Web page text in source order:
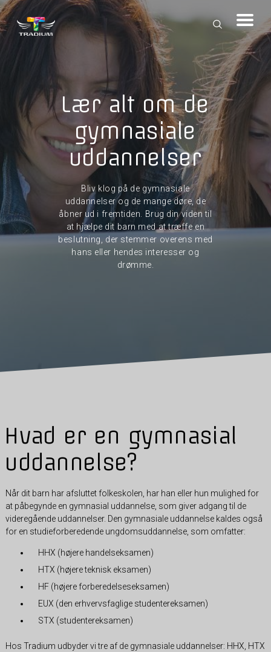
Lær alt om de
gymnasiale
uddannelser
Bliv klog på de gymnasiale
uddannelser og de mange døre, de
åbner ud i fremtiden. Brug din viden til
at hjælpe dit barn med at træffe en
beslutning, der stemmer overens med
hans eller hendes interesser og
drømme.
Hvad er en gymnasial
uddannelse?
Når dit barn har afsluttet folkeskolen, har han eller hun mulighed for
at påbegynde en gymnasial uddannelse, som giver adgang til de
videregående uddannelser. Den gymnasiale uddannelse kaldes også
for en studieforberedende ungdomsuddannelse, som omfatter:
HHX (højere handelseksamen)
HTX (højere teknisk eksamen)
HF (højere forberedelseseksamen)
EUX (den erhvervsfaglige studentereksamen)
STX (studentereksamen)
Hos Tradium udbyder vi tre af de gymnasiale uddannelser: HHX, HTX